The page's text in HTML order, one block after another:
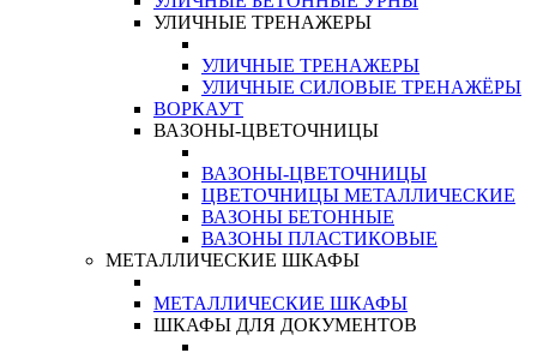
УЛИЧНЫЕ ТРЕНАЖЕРЫ
УЛИЧНЫЕ ТРЕНАЖЕРЫ
УЛИЧНЫЕ СИЛОВЫЕ ТРЕНАЖЁРЫ
ВОРКАУТ
ВАЗОНЫ-ЦВЕТОЧНИЦЫ
ВАЗОНЫ-ЦВЕТОЧНИЦЫ
ЦВЕТОЧНИЦЫ МЕТАЛЛИЧЕСКИЕ
ВАЗОНЫ БЕТОННЫЕ
ВАЗОНЫ ПЛАСТИКОВЫЕ
МЕТАЛЛИЧЕСКИЕ ШКАФЫ
МЕТАЛЛИЧЕСКИЕ ШКАФЫ
ШКАФЫ ДЛЯ ДОКУМЕНТОВ